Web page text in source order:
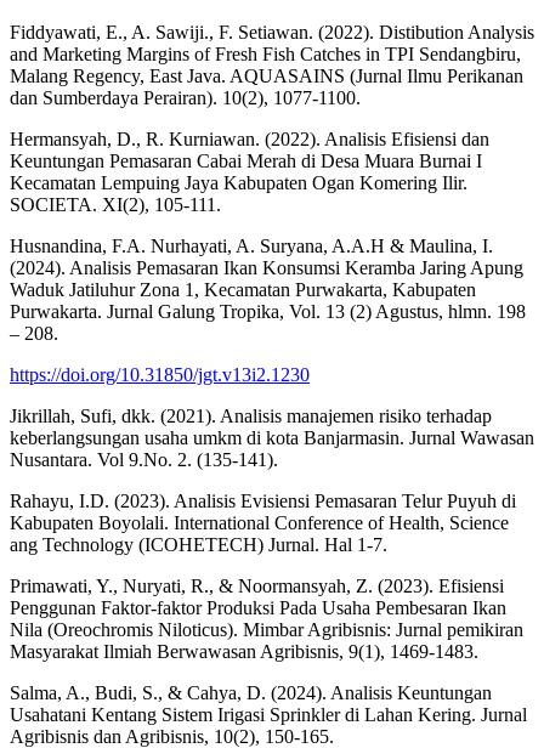
Fiddyawati, E., A. Sawiji., F. Setiawan. (2022). Distibution Analysis
and Marketing Margins of Fresh Fish Catches in TPI Sendangbiru,
Malang Regency, East Java. AQUASAINS (Jurnal Ilmu Perikanan
dan Sumberdaya Perairan). 10(2), 1077-1100.
Hermansyah, D., R. Kurniawan. (2022). Analisis Efisiensi dan
Keuntungan Pemasaran Cabai Merah di Desa Muara Burnai I
Kecamatan Lempuing Jaya Kabupaten Ogan Komering Ilir.
SOCIETA. XI(2), 105-111.
Husnandina, F.A. Nurhayati, A. Suryana, A.A.H & Maulina, I.
(2024). Analisis Pemasaran Ikan Konsumsi Keramba Jaring Apung
Waduk Jatiluhur Zona 1, Kecamatan Purwakarta, Kabupaten
Purwakarta. Jurnal Galung Tropika, Vol. 13 (2) Agustus, hlmn. 198
– 208.
https://doi.org/10.31850/jgt.v13i2.1230
Jikrillah, Sufi, dkk. (2021). Analisis manajemen risiko terhadap
keberlangsungan usaha umkm di kota Banjarmasin. Jurnal Wawasan
Nusantara. Vol 9.No. 2. (135-141).
Rahayu, I.D. (2023). Analisis Evisiensi Pemasaran Telur Puyuh di
Kabupaten Boyolali. International Conference of Health, Science
ang Technology (ICOHETECH) Jurnal. Hal 1-7.
Primawati, Y., Nuryati, R., & Noormansyah, Z. (2023). Efisiensi
Penggunan Faktor-faktor Produksi Pada Usaha Pembesaran Ikan
Nila (Oreochromis Niloticus). Mimbar Agribisnis: Jurnal pemikiran
Masyarakat Ilmiah Berwawasan Agribisnis, 9(1), 1469-1483.
Salma, A., Budi, S., & Cahya, D. (2024). Analisis Keuntungan
Usahatani Kentang Sistem Irigasi Sprinkler di Lahan Kering. Jurnal
Agribisnis dan Agribisnis, 10(2), 150-165.